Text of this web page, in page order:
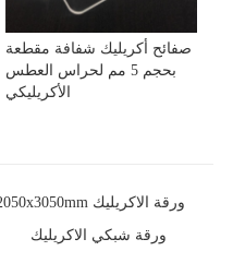
صفائح أكريليك شفافة مقطعة
بحجم 5 مم لحراس العطس
الأكريليكي
2050x3050mm ورقة الاكريليك
ورقة شبكي الاكريليك